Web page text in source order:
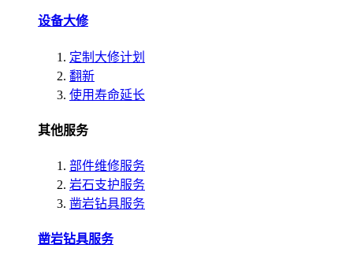
设备大修
定制大修计划
翻新
使用寿命延长
其他服务
部件维修服务
岩石支护服务
凿岩钻具服务
凿岩钻具服务